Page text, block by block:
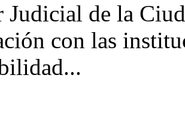
Judicial de la
con las